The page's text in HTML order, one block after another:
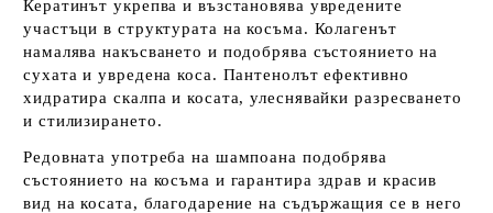
Кератинът укрепва и възстановява увредените
участъци в структурата на косъма. Колагенът
намалява накъсването и подобрява състоянието на
сухата и увредена коса. Пантенолът ефективно
хидратира скалпа и косата, улеснявайки разресването
и стилизирането.
Редовната употреба на шампоана подобрява
състоянието на косъма и гарантира здрав и красив
вид на косата, благодарение на съдържащия се в него